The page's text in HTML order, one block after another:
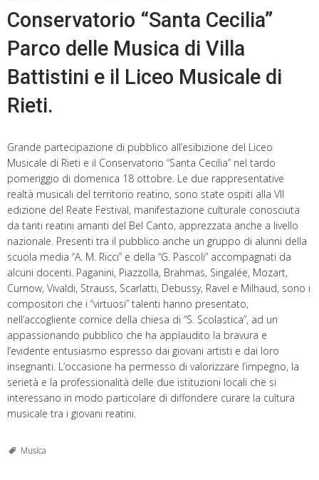
Conservatorio “Santa Cecilia”
Parco delle Musica di Villa
Battistini e il Liceo Musicale di
Rieti.
Grande partecipazione di pubblico all’esibizione del Liceo
Musicale di Rieti e il Conservatorio “Santa Cecilia” nel tardo
pomeriggio di domenica 18 ottobre. Le due rappresentative
realtà musicali del territorio reatino, sono state ospiti alla VII
edizione del Reate Festival, manifestazione culturale conosciuta
da tanti reatini amanti del Bel Canto, apprezzata anche a livello
nazionale. Presenti tra il pubblico anche un gruppo di alunni della
scuola media “A. M. Ricci” e della “G. Pascoli” accompagnati da
alcuni docenti. Paganini, Piazzolla, Brahmas, Singalée, Mozart,
Curnow, Vivaldi, Strauss, Scarlatti, Debussy, Ravel e Milhaud, sono i
compositori che i “virtuosi” talenti hanno presentato,
nell’accogliente cornice della chiesa di “S. Scolastica”, ad un
appassionando pubblico che ha applaudito la bravura e
l’evidente entusiasmo espresso dai giovani artisti e dai loro
insegnanti. L’occasione ha permesso di valorizzare l’impegno, la
serietà e la professionalità delle due istituzioni locali che si
interessano in modo particolare di diffondere curare la cultura
musicale tra i giovani reatini.
Musica